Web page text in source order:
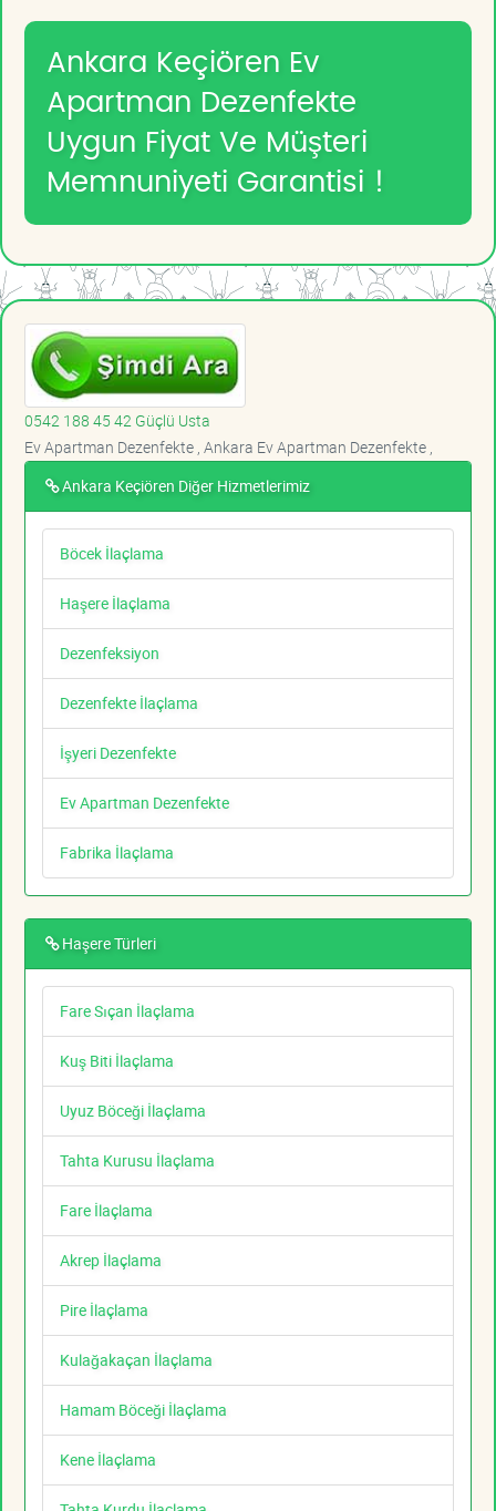
Ankara Keçiören Ev
Apartman Dezenfekte
Uygun Fiyat Ve Müşteri
Memnuniyeti Garantisi !
0542 188 45 42 Güçlü Usta
Ev Apartman Dezenfekte , Ankara Ev Apartman Dezenfekte ,
Ankara Keçiören Diğer Hizmetlerimiz
Böcek İlaçlama
Haşere İlaçlama
Dezenfeksiyon
Dezenfekte İlaçlama
İşyeri Dezenfekte
Ev Apartman Dezenfekte
Fabrika İlaçlama
Haşere Türleri
Fare Sıçan İlaçlama
Kuş Biti İlaçlama
Uyuz Böceği İlaçlama
Tahta Kurusu İlaçlama
Fare İlaçlama
Akrep İlaçlama
Pire İlaçlama
Kulağakaçan İlaçlama
Hamam Böceği İlaçlama
Kene İlaçlama